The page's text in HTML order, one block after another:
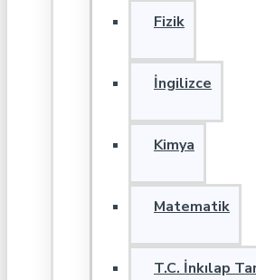
Fizik
İngilizce
Kimya
Matematik
T.C. İnkılap